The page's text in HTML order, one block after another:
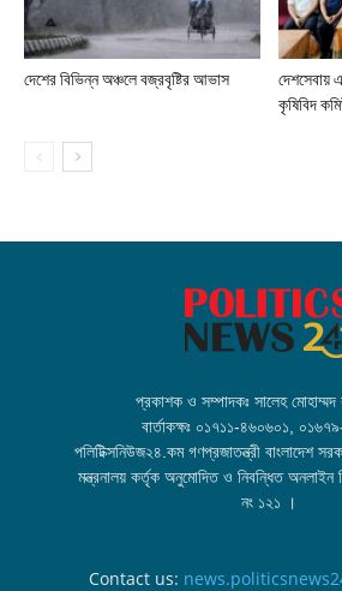
দেশের বিভিন্ন অঞ্চলে বজ্রবৃষ্টির আভাস
দেশসেবায়
কৃষিবিদ
প্রকাশক ও সম্পাদকঃ সালেহ
বার্তাকক্ষঃ ০১৭১১-৪৬০৬০১,
পলিটিক্সনিউজ২৪.কম গণপ্রজাতন্ত্রী বাংলাদেশ
মন্ত্রনালয় কর্তৃক অনুমোদিত ও নিবন্ধিত অনলাইন
নং ১২১ ।
Contact us: